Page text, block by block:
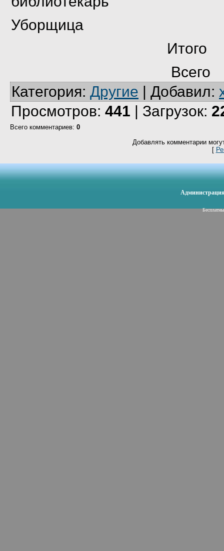
Уборщица
Всего
Категория: Другие | Добавил:
Просмотров: 441 | Загрузок:
Всего комментариев: 0
Добавлять комментарии
[